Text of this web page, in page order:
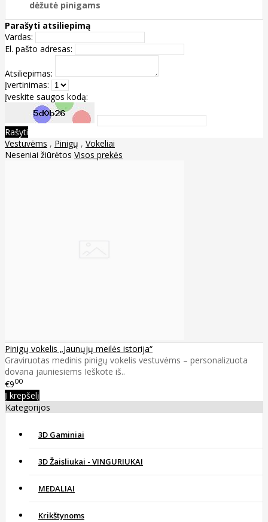
dėžutė pinigams
Parašyti atsiliepimą
Vardas:
El. pašto adresas:
Atsiliepimas:
Įvertinimas:
Įveskite saugos kodą:
Rašyti
Vestuvėms , Pinigų , Vokeliai
Neseniai žiūrėtos Visos prekės
Pinigų vokelis „Jaunųjų meilės istorija“
Graviruotas medinis pinigų vokelis vestuvėms – personalizuota
dovana jauniesiems Ieškote iš..
€900
Į krepšelį
Kategorijos
3D Gaminiai
3D Žaisliukai - VINGURIUKAI
MEDALIAI
Krikštynoms